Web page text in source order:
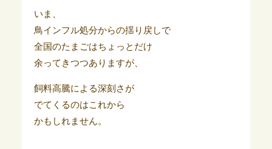
いま、
鳥インフル処分からの揺り戻しで
全国のたまごはちょっとだけ
余ってきつつありますが、
飼料高騰による深刻さが
でてくるのはこれから
かもしれません。